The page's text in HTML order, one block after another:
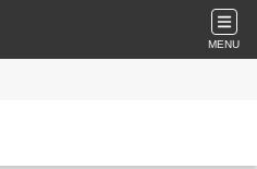
MENU